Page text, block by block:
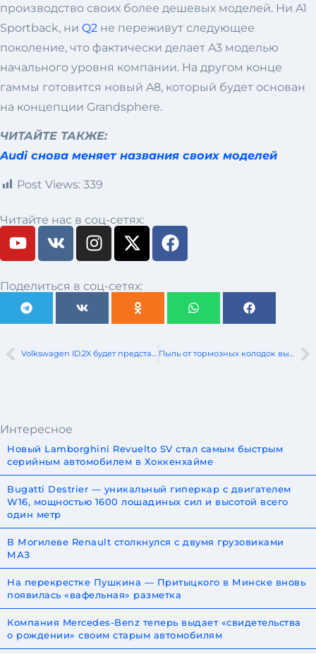
производство своих более дешевых моделей. Ни A1
Sportback, ни Q2 не переживут следующее
поколение, что фактически делает A3 моделью
начального уровня компании. На другом конце
гаммы готовится новый A8, который будет основан
на концепции Grandsphere.
ЧИТАЙТЕ ТАКЖЕ:
Audi снова меняет названия своих моделей
Post Views: 339
Читайте нас в соц-сетях:
Поделиться в соц-сетях:
Volkswagen ID.2X будет представлен в сентябре Пыль от тормозных колодок вызывает проблемы с легкими
Интересное
Новый Lamborghini Revuelto SV стал самым быстрым
серийным автомобилем в Хоккенхайме
Bugatti Destrier — уникальный гиперкар с двигателем
W16, мощностью 1600 лошадиных сил и высотой всего
один метр
В Могилеве Renault столкнулся с двумя грузовиками
МАЗ
На перекрестке Пушкина — Притыцкого в Минске вновь
появилась «вафельная» разметка
Компания Mercedes-Benz теперь выдает «свидетельства
о рождении» своим старым автомобилям